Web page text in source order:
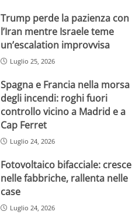
Trump perde la pazienza con
l’Iran mentre Israele teme
un’escalation improvvisa
Luglio 25, 2026
Spagna e Francia nella morsa
degli incendi: roghi fuori
controllo vicino a Madrid e a
Cap Ferret
Luglio 24, 2026
Fotovoltaico bifacciale: cresce
nelle fabbriche, rallenta nelle
case
Luglio 24, 2026